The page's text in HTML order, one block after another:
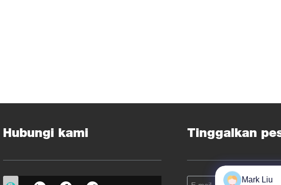
Hubungi kami Tinggalkan
Mark Liu